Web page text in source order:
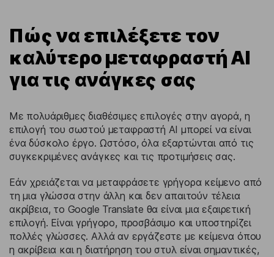
Πώς να επιλέξετε τον
καλύτερο μεταφραστή AI
για τις ανάγκες σας
Με πολυάριθμες διαθέσιμες επιλογές στην αγορά, η
επιλογή του σωστού μεταφραστή AI μπορεί να είναι
ένα δύσκολο έργο. Ωστόσο, όλα εξαρτώνται από τις
συγκεκριμένες ανάγκες και τις προτιμήσεις σας.
Εάν χρειάζεται να μεταφράσετε γρήγορα κείμενο από
τη μια γλώσσα στην άλλη και δεν απαιτούν τέλεια
ακρίβεια, το Google Translate θα είναι μια εξαιρετική
επιλογή. Είναι γρήγορο, προσβάσιμο και υποστηρίζει
πολλές γλώσσες. Αλλά αν εργάζεστε με κείμενα όπου
η ακρίβεια και η διατήρηση του στυλ είναι σημαντικές,